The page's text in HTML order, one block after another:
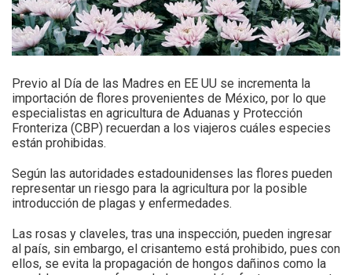
Previo al Día de las Madres en EE UU se incrementa la
importación de flores provenientes de México, por lo que
especialistas en agricultura de Aduanas y Protección
Fronteriza (CBP) recuerdan a los viajeros cuáles especies
están prohibidas.
Según las autoridades estadounidenses las flores pueden
representar un riesgo para la agricultura por la posible
introducción de plagas y enfermedades.
Las rosas y claveles, tras una inspección, pueden ingresar
al país, sin embargo, el crisantemo está prohibido, pues con
ellos, se evita la propagación de hongos dañinos como la